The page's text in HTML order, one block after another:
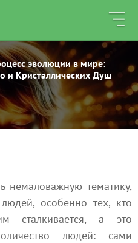
эволюции в мире:
и Кристаллических Душ
немаловажную тематику,
особенно тех, кто
сталкивается, а это
людей: сами